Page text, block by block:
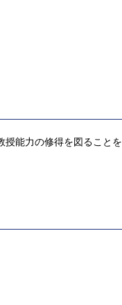
能力の修得を図ること